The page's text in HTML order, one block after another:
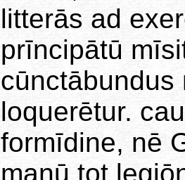
litterās ad
prīncipātū
cūnctābundus
loquerētur.
formīdine, nē
manū tot